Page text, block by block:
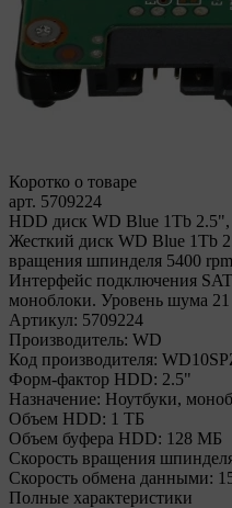
Коротко о товаре
арт. 5709224
HDD диск WD Blue 1Tb
Жесткий диск WD Blue 1Tb
вращения шпинделя 5400
Интерфейс подключения
моноблоки. Уровень шума 21
Артикул: 5709224
Производитель: WD
Код производителя:
Форм-фактор HDD: 2.5"
Назначение: Ноутбуки,
Объем HDD: 1 ТБ
Объем буфера HDD: 128 МБ
Скорость вращения
Скорость обмена данными:
Полные характеристики